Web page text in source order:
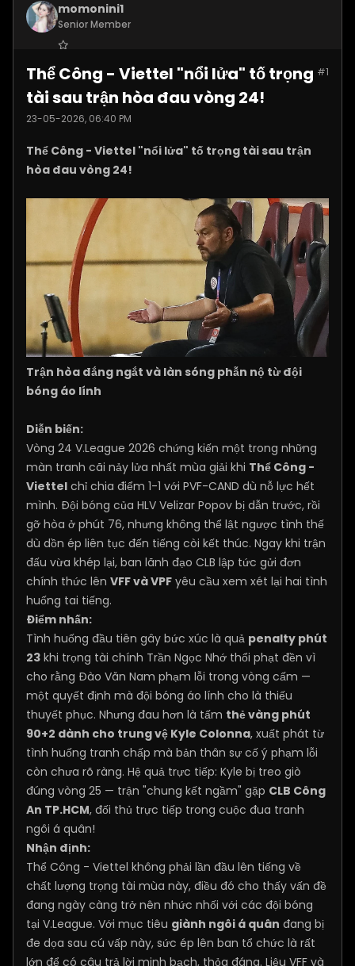
momonini1
Senior Member
Posts:5399 #1
Thể Công - Viettel "nổi lửa" tố trọng
tài sau trận hòa đau vòng 24!
23-05-2026, 06:40 PM
Thể Công - Viettel "nổi lửa" tố trọng tài sau trận
hòa đau vòng 24!
Trận hòa đắng ngắt và làn sóng phẫn nộ từ đội
bóng áo lính
Diễn biến:
Vòng 24 V.League 2026 chứng kiến một trong những
màn tranh cãi nảy lửa nhất mùa giải khi Thể Công -
Viettel chỉ chia điểm 1-1 với PVF-CAND dù nỗ lực hết
mình. Đội bóng của HLV Velizar Popov bị dẫn trước, rồi
gỡ hòa ở phút 76, nhưng không thể lật ngược tình thế
dù dồn ép liên tục đến tiếng còi kết thúc. Ngay khi trận
đấu vừa khép lại, ban lãnh đạo CLB lập tức gửi đơn
chính thức lên VFF và VPF yêu cầu xem xét lại hai tình
huống tai tiếng.
Điểm nhấn:
Tình huống đầu tiên gây bức xúc là quả penalty phút
23 khi trọng tài chính Trần Ngọc Nhớ thổi phạt đền vì
cho rằng Đào Văn Nam phạm lỗi trong vòng cấm —
một quyết định mà đội bóng áo lính cho là thiếu
thuyết phục. Nhưng đau hơn là tấm thẻ vàng phút
90+2 dành cho trung vệ Kyle Colonna, xuất phát từ
tình huống tranh chấp mà bản thân sự cố ý phạm lỗi
còn chưa rõ ràng. Hệ quả trực tiếp: Kyle bị treo giò
đúng vòng 25 — trận "chung kết ngầm" gặp CLB Công
An TP.HCM, đối thủ trực tiếp trong cuộc đua tranh
ngôi á quân!
Nhận định:
Thể Công - Viettel không phải lần đầu lên tiếng về
chất lượng trọng tài mùa này, điều đó cho thấy vấn đề
đang ngày càng trở nên nhức nhối với các đội bóng
tại V.League. Với mục tiêu giành ngôi á quân đang bị
đe dọa sau cú vấp này, sức ép lên ban tổ chức là rất
lớn để có câu trả lời minh bạch, thỏa đáng. Liệu VFF và